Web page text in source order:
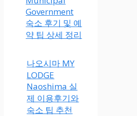
Government
숙소 후기 및 예
약 팁 상세 정리
나오시마 MY
LODGE
Naoshima 실
제 이용후기와
숙소 팁 추천